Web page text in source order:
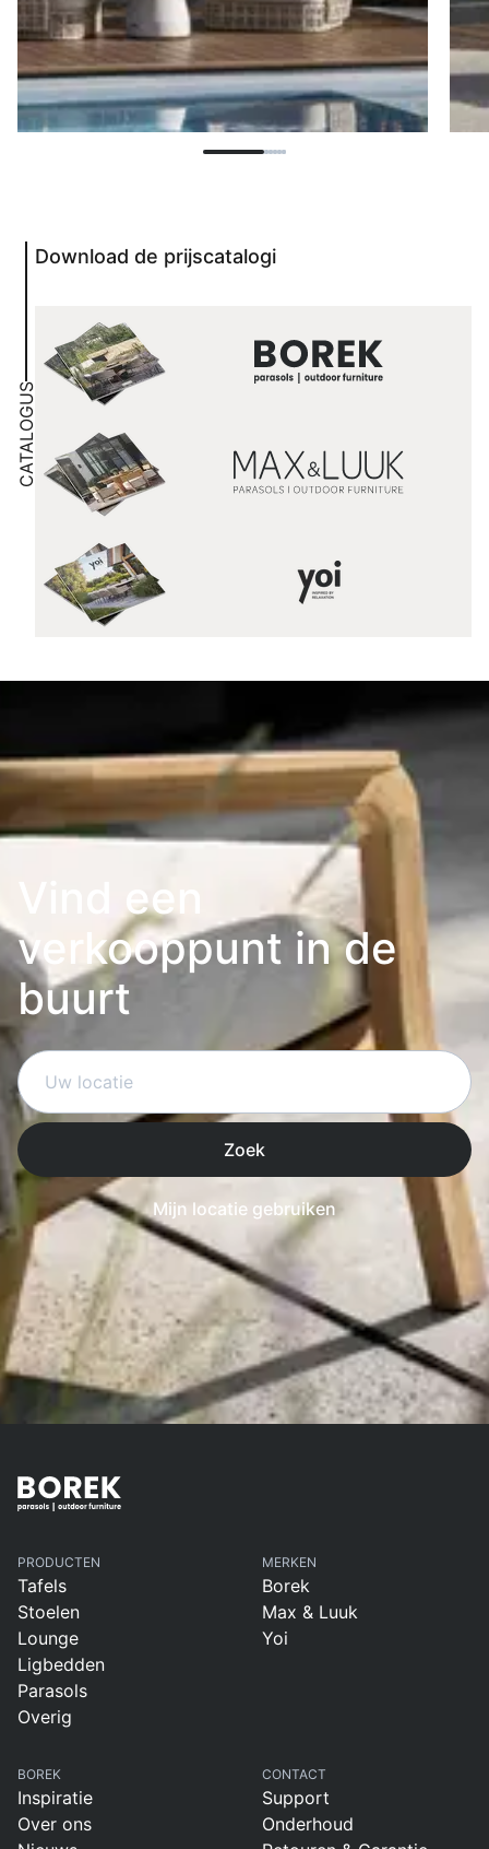
CATALOGUS
Download de prijscatalogi
Vind een
verkooppunt in de
buurt
Zoek
Mijn locatie gebruiken
PRODUCTEN
Tafels
Stoelen
Lounge
Ligbedden
Parasols
Overig
MERKEN
Borek
Max & Luuk
Yoi
BOREK
Inspiratie
Over ons
CONTACT
Support
Onderhoud